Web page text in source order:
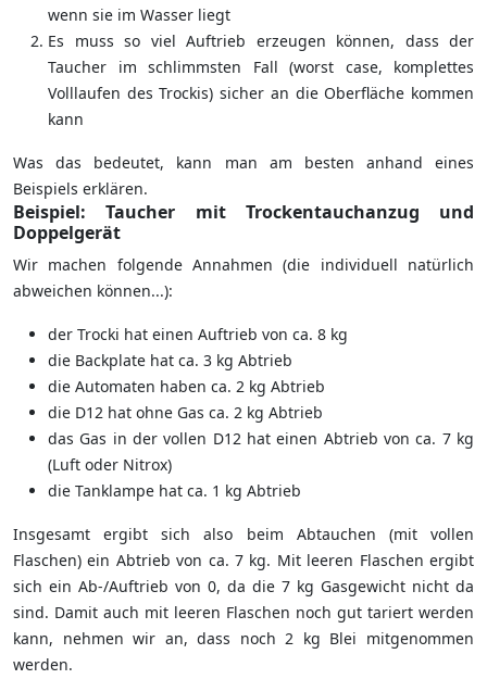
wenn sie im Wasser liegt
Es muss so viel Auftrieb erzeugen können, dass der
Taucher im schlimmsten Fall (worst case, komplettes
Volllaufen des Trockis) sicher an die Oberfläche kommen
kann
Was das bedeutet, kann man am besten anhand eines
Beispiels erklären.
Beispiel: Taucher mit Trockentauchanzug und
Doppelgerät
Wir machen folgende Annahmen (die individuell natürlich
abweichen können...):
der Trocki hat einen Auftrieb von ca. 8 kg
die Backplate hat ca. 3 kg Abtrieb
die Automaten haben ca. 2 kg Abtrieb
die D12 hat ohne Gas ca. 2 kg Abtrieb
das Gas in der vollen D12 hat einen Abtrieb von ca. 7 kg
(Luft oder Nitrox)
die Tanklampe hat ca. 1 kg Abtrieb
Insgesamt ergibt sich also beim Abtauchen (mit vollen
Flaschen) ein Abtrieb von ca. 7 kg. Mit leeren Flaschen ergibt
sich ein Ab-/Auftrieb von 0, da die 7 kg Gasgewicht nicht da
sind. Damit auch mit leeren Flaschen noch gut tariert werden
kann, nehmen wir an, dass noch 2 kg Blei mitgenommen
werden.